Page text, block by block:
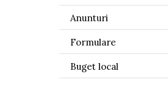
Anunturi
Formulare
Buget local